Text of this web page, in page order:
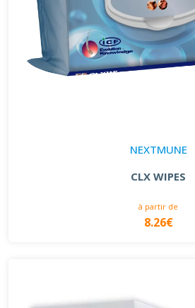
NEXTMUNE
CLX WIPES
à partir de
8.26€